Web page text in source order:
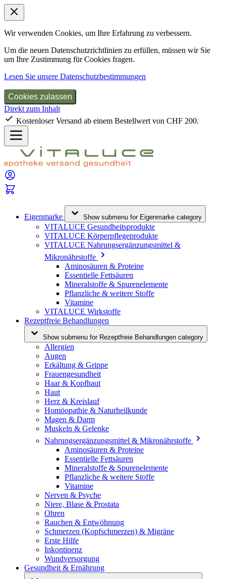
Wir verwenden Cookies, um Ihre Erfahrung zu verbessern.
Um die neuen Datenschutzrichtlinien zu erfüllen, müssen wir Sie
um Ihre Zustimmung für Cookies fragen.
Lesen Sie unsere Datenschutzbestimmungen
Cookies zulassen
Direkt zum Inhalt
Kostenloser Versand ab einem Bestellwert von CHF 200.
Eigenmarke Show submenu for Eigenmarke category
VITALUCE Gesundheitsprodukte
VITALUCE Körperpflegeprodukte
VITALUCE Nahrungsergänzungsmittel &
Mikronährstoffe
Aminosäuren & Proteine
Essentielle Fettsäuren
Mineralstoffe & Spurenelemente
Pflanzliche & weitere Stoffe
Vitamine
VITALUCE Wirkstoffe
Rezeptfreie Behandlungen
Show submenu for Rezeptfreie Behandlungen category
Allergien
Augen
Erkältung & Grippe
Frauengesundheit
Haar & Kopfhaut
Haut
Herz & Kreislauf
Homöopathie & Naturheilkunde
Magen & Darm
Muskeln & Gelenke
Nahrungsergänzungsmittel & Mikronährstoffe
Aminosäuren & Proteine
Essentielle Fettsäuren
Mineralstoffe & Spurenelemente
Pflanzliche & weitere Stoffe
Vitamine
Nerven & Psyche
Niere, Blase & Prostata
Ohren
Rauchen & Entwöhnung
Schmerzen (Kopfschmerzen) & Migräne
Erste Hilfe
Inkontinenz
Wundversorgung
Gesundheit & Ernährung